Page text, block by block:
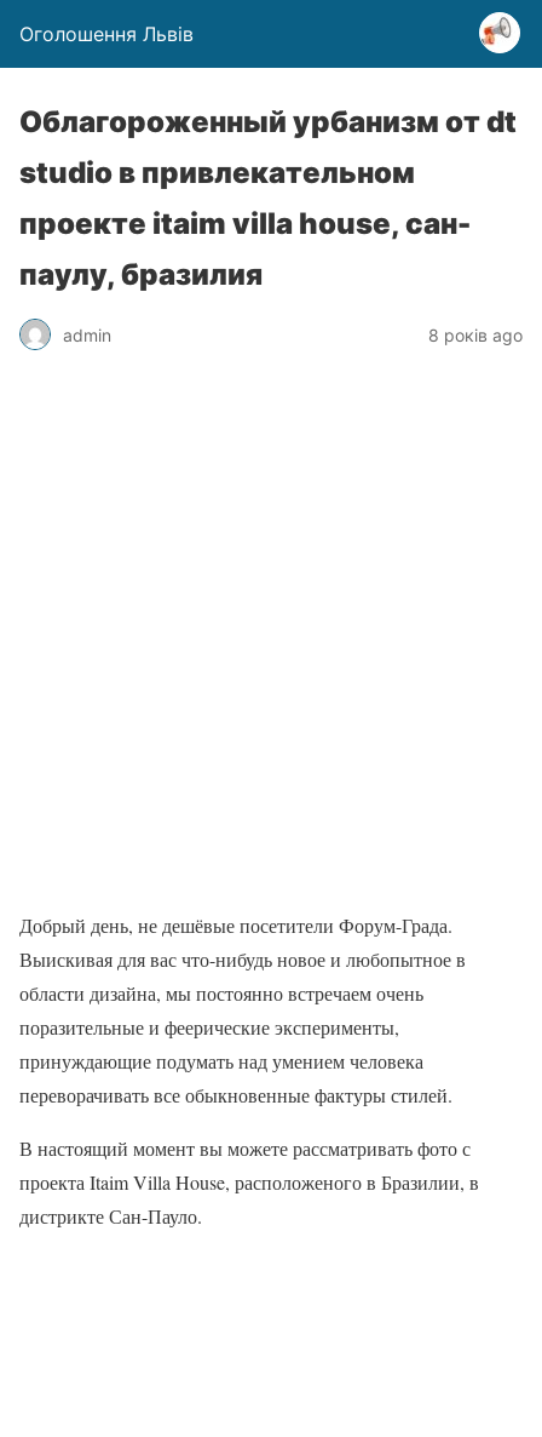
Оголошення Львів
Облагороженный урбанизм от dt
studio в привлекательном
проекте itaim villa house, сан-
паулу, бразилия
admin 8 років ago
Добрый день, не дешёвые посетители Форум-Града.
Выискивая для вас что-нибудь новое и любопытное в
области дизайна, мы постоянно встречаем очень
поразительные и феерические эксперименты,
принуждающие подумать над умением человека
переворачивать все обыкновенные фактуры стилей.
В настоящий момент вы можете рассматривать фото с
проекта Itaim Villa House, расположеного в Бразилии, в
дистрикте Сан-Пауло.